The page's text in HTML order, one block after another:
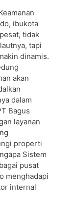
ibukota
tidak
tapi
dinamis.
akan
dalam
Bagus
layanan
properti
Sistem
pusat
menghadapi
internal